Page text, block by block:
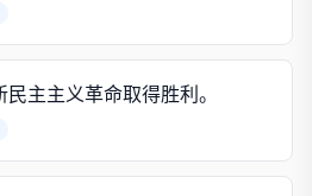
主主义革命取得胜利。